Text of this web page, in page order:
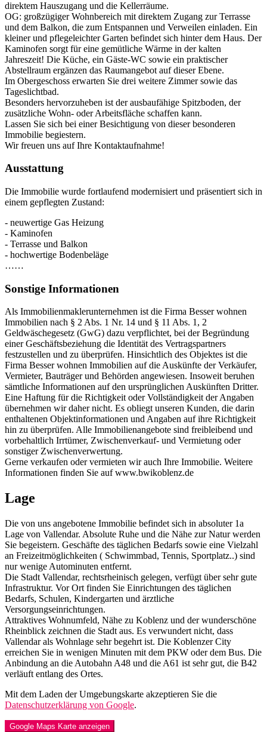
direktem Hauszugang und die Kellerräume.
OG: großzügiger Wohnbereich mit direktem Zugang zur Terrasse
und dem Balkon, die zum Entspannen und Verweilen einladen. Ein
kleiner und pflegeleichter Garten befindet sich hinter dem Haus. Der
Kaminofen sorgt für eine gemütliche Wärme in der kalten
Jahreszeit! Die Küche, ein Gäste-WC sowie ein praktischer
Abstellraum ergänzen das Raumangebot auf dieser Ebene.
Im Obergeschoss erwarten Sie drei weitere Zimmer sowie das
Tageslichtbad.
Besonders hervorzuheben ist der ausbaufähige Spitzboden, der
zusätzliche Wohn- oder Arbeitsfläche schaffen kann.
Lassen Sie sich bei einer Besichtigung von dieser besonderen
Immobilie begiestern.
Wir freuen uns auf Ihre Kontaktaufnahme!
Ausstattung
Die Immobilie wurde fortlaufend modernisiert und präsentiert sich in
einem gepflegten Zustand:
- neuwertige Gas Heizung
- Kaminofen
- Terrasse und Balkon
- hochwertige Bodenbeläge
……
Sonstige Informationen
Als Immobilienmaklerunternehmen ist die Firma Besser wohnen
Immobilien nach § 2 Abs. 1 Nr. 14 und § 11 Abs. 1, 2
Geldwäschegesetz (GwG) dazu verpflichtet, bei der Begründung
einer Geschäftsbeziehung die Identität des Vertragspartners
festzustellen und zu überprüfen. Hinsichtlich des Objektes ist die
Firma Besser wohnen Immobilien auf die Auskünfte der Verkäufer,
Vermieter, Bauträger und Behörden angewiesen. Insoweit beruhen
sämtliche Informationen auf den ursprünglichen Auskünften Dritter.
Eine Haftung für die Richtigkeit oder Vollständigkeit der Angaben
übernehmen wir daher nicht. Es obliegt unseren Kunden, die darin
enthaltenen Objektinformationen und Angaben auf ihre Richtigkeit
hin zu überprüfen. Alle Immobilienangebote sind freibleibend und
vorbehaltlich Irrtümer, Zwischenverkauf- und Vermietung oder
sonstiger Zwischenverwertung.
Gerne verkaufen oder vermieten wir auch Ihre Immobilie. Weitere
Informationen finden Sie auf www.bwikoblenz.de
Lage
Die von uns angebotene Immobilie befindet sich in absoluter 1a
Lage von Vallendar. Absolute Ruhe und die Nähe zur Natur werden
Sie begeistern. Geschäfte des täglichen Bedarfs sowie eine Vielzahl
an Freizeitmöglichkeiten ( Schwimmbad, Tennis, Sportplatz..) sind
nur wenige Autominuten entfernt.
Die Stadt Vallendar, rechtsrheinisch gelegen, verfügt über sehr gute
Infrastruktur. Vor Ort finden Sie Einrichtungen des täglichen
Bedarfs, Schulen, Kindergarten und ärztliche
Versorgungseinrichtungen.
Attraktives Wohnumfeld, Nähe zu Koblenz und der wunderschöne
Rheinblick zeichnen die Stadt aus. Es verwundert nicht, dass
Vallendar als Wohnlage sehr begehrt ist. Die Koblenzer City
erreichen Sie in wenigen Minuten mit dem PKW oder dem Bus. Die
Anbindung an die Autobahn A48 und die A61 ist sehr gut, die B42
verläuft entlang des Ortes.
Mit dem Laden der Umgebungskarte akzeptieren Sie die
Datenschutzerklärung von Google.
Google Maps Karte anzeigen